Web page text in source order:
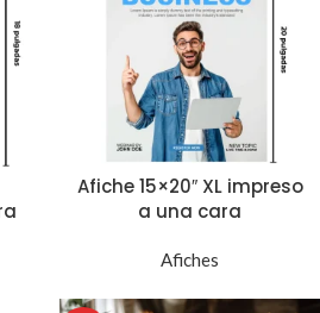
Afiche 15×20″ XL impreso
a una cara
Afiches